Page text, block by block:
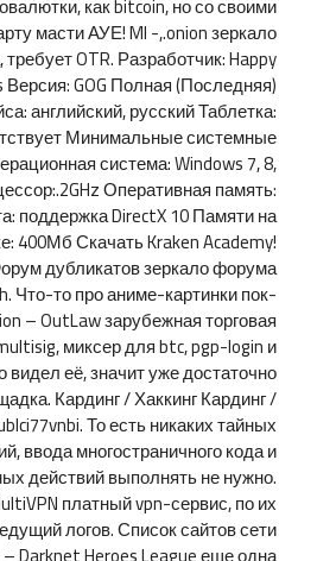
масти АУЕ! Ml -,.onion зеркало
OTR. Разработчик: Happy
Версия: GOG Полная (Последняя)
английский, русский Таблетка:
Минимальные системные
система: Windows 7, 8,
Оперативная память:
поддержка DirectX 10 Памяти на
400Мб Скачать Kraken Academy!
дубликатов зеркало форума
Что-то про аниме-картинки пок-
– OutLaw зарубежная торговая
миксер для btc, pgp-login и
видел её, значит уже достаточно
Кардинг / Хаккинг Кардинг /
То есть никаких тайных
ввода многостраничного кода и
действий выполнять не нужно.
платный vpn-сервис, по их
логов. Список сайтов сети